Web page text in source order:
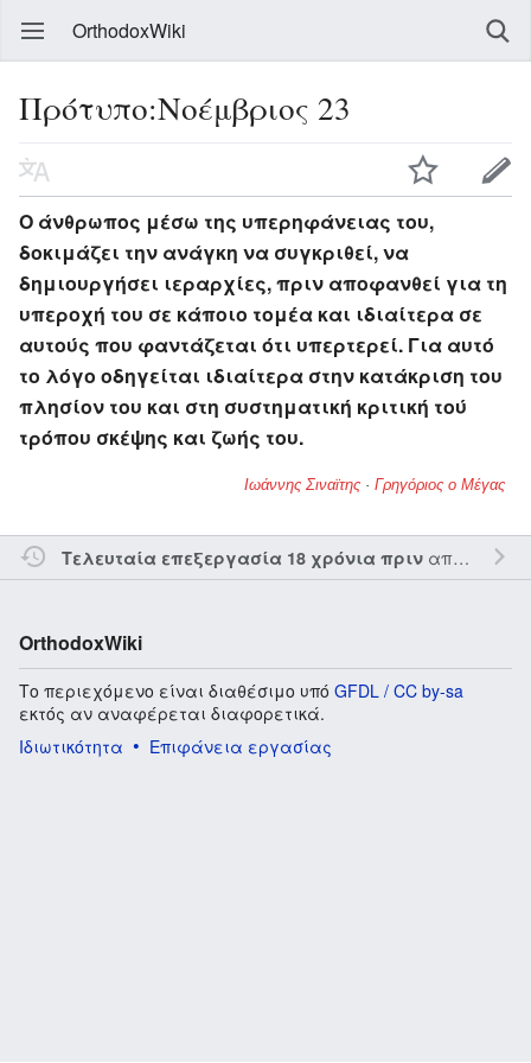
OrthodoxWiki
Πρότυπο:Νοέμβριος 23
Ο άνθρωπος μέσω της υπερηφάνειας του,
δοκιμάζει την ανάγκη να συγκριθεί, να
δημιουργήσει ιεραρχίες, πριν αποφανθεί για τη
υπεροχή του σε κάποιο τομέα και ιδιαίτερα σε
αυτούς που φαντάζεται ότι υπερτερεί. Για αυτό
το λόγο οδηγείται ιδιαίτερα στην κατάκριση του
πλησίον του και στη συστηματική κριτική τού
τρόπου σκέψης και ζωής του.
Ιωάννης Σιναϊτης· Γρηγόριος ο Μέγας
Τελευταία επεξεργασία 18 χρόνια πριναπό τον την
OrthodoxWiki
Το περιεχόμενο είναι διαθέσιμο υπό GFDL / CC by-sa
εκτός αν αναφέρεται διαφορετικά.
Ιδιωτικότητα
Επιφάνεια εργασίας